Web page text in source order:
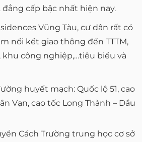
đẳng cấp bậc nhất hiện nay.
Vũng Tàu, cư dân rất có
nối kết giao thông đến TTTM,
khu công nghiệp,…tiêu biểu và
huyết mạch: Quốc lộ 51, cao
Vạn, cao tốc Long Thành – Dầu
Cách Trường trung học cơ sở